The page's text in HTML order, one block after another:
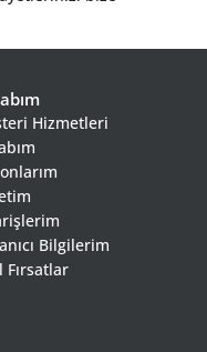
Hizmetleri
Bilgilerim
Fırsatlar